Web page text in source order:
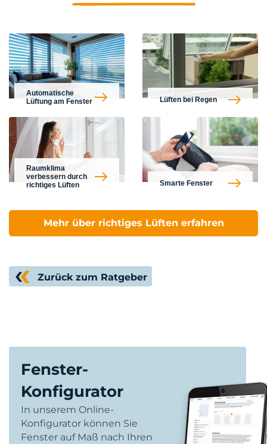
Automatische
Lüftung am Fenster
Lüften bei Regen
Raumklima
verbessern durch
richtiges Lüften
Smarte Fenster
Mehr über richtiges Lüften erfahren
Zurück zum Ratgeber
Fenster-
Konfigurator
In unserem Online-
Konfigurator können Sie
Fenster auf Maß nach Ihren